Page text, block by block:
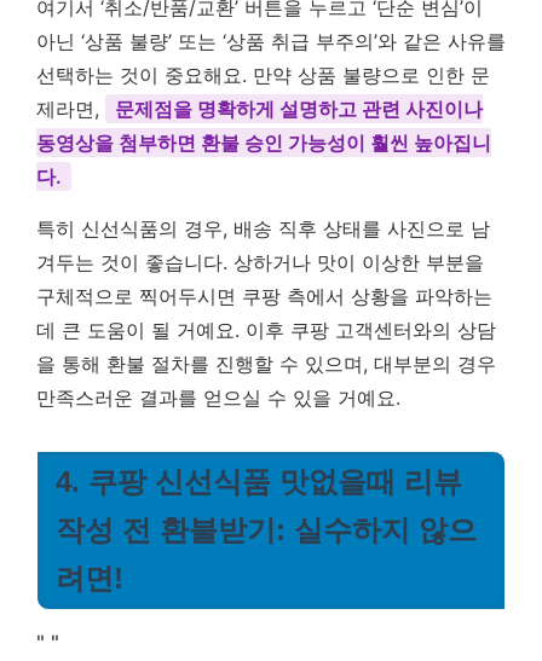
여기서 ‘취소/반품/교환’ 버튼을 누르고 ‘단순 변심’이
아닌 ‘상품 불량’ 또는 ‘상품 취급 부주의’와 같은 사유를
선택하는 것이 중요해요. 만약 상품 불량으로 인한 문
제라면,
문제점을 명확하게 설명하고 관련 사진이나
동영상을 첨부하면 환불 승인 가능성이 훨씬 높아집니
다.
특히 신선식품의 경우, 배송 직후 상태를 사진으로 남
겨두는 것이 좋습니다. 상하거나 맛이 이상한 부분을
구체적으로 찍어두시면 쿠팡 측에서 상황을 파악하는
데 큰 도움이 될 거예요. 이후 쿠팡 고객센터와의 상담
을 통해 환불 절차를 진행할 수 있으며, 대부분의 경우
만족스러운 결과를 얻으실 수 있을 거예요.
4. 쿠팡 신선식품 맛없을때 리뷰
작성 전 환불받기: 실수하지 않으
려면!
" "